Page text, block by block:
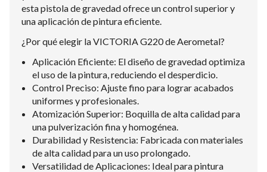
esta pistola de gravedad ofrece un control superior y
una aplicación de pintura eficiente.
¿Por qué elegir la VICTORIA G220 de Aerometal?
Aplicación Eficiente: El diseño de gravedad optimiza
el uso de la pintura, reduciendo el desperdicio.
Control Preciso: Ajuste fino para lograr acabados
uniformes y profesionales.
Atomización Superior: Boquilla de alta calidad para
una pulverización fina y homogénea.
Durabilidad y Resistencia: Fabricada con materiales
de alta calidad para un uso prolongado.
Versatilidad de Aplicaciones: Ideal para pintura